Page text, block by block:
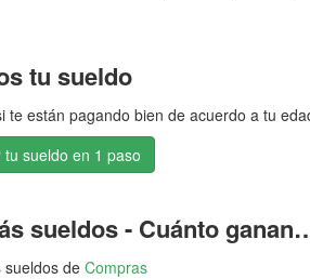
tu sueldo
te están pagando bien de acuerdo a tu
tu sueldo en 1 paso
sueldos - Cuánto
sueldos de Compras